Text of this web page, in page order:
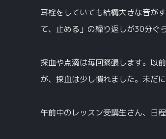
耳栓をしていても結構大きな音が
て、止める」の繰り返しが30分ぐ
採血や点滴は毎回緊張します。以
が、採血は少し慣れました。未だ
午前中のレッスン受講生さん、日